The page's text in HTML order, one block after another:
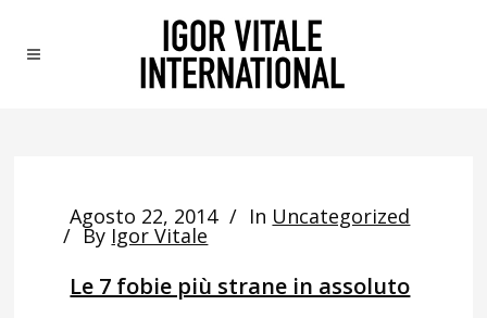
Agosto 22, 2014 In Uncategorized
By Igor Vitale
Le 7 fobie più strane in assoluto